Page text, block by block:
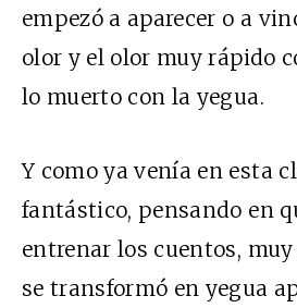
empezó a aparecer o a
olor y el olor muy rápido
lo muerto con la yegua.
Y como ya venía en esta
fantástico, pensando en
entrenar los cuentos,
se transformó en yegua